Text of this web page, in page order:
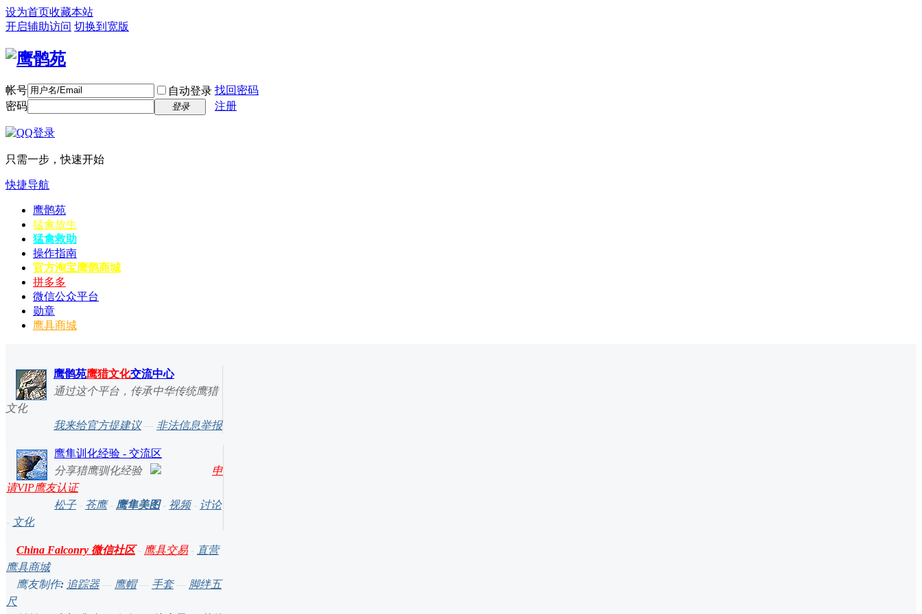
设为首页收藏本站
开启辅助访问 切换到宽版
帐号 自动登录 找回密码
密码
登录 注册
只需一步，快速开始
快捷导航
鹰鹘苑
猛禽放生
猛禽救助
操作指南
官方淘宝鹰鹘商城
拼多多
微信公众平台
勋章
鹰具商城
鹰鹘苑鹰猎文化交流中心
通过这个平台，传承中华传统鹰猎
文化
我来给官方提建议— 非法信息举报
鹰隼训化经验 - 交流区
分享猎鹰驯化经验
申
请VIP鹰友认证
松子- 苍鹰- 鹰隼美图- 视频- 讨论
- 文化
China Falconry 微信社区- 鹰具交易- 直营
鹰具商城
鹰友制作: 追踪器— 鹰帽— 手套— 脚绊五
尺